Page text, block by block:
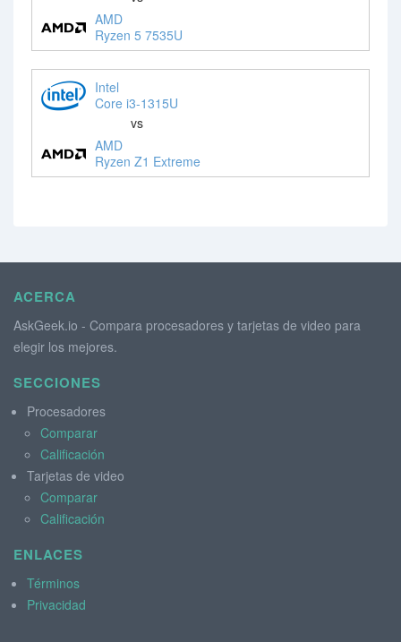
AMD
Ryzen 5 7535U
Intel
Core i3-1315U
vs
AMD
Ryzen Z1 Extreme
ACERCA
AskGeek.io - Compara procesadores y tarjetas de video para
elegir los mejores.
SECCIONES
Procesadores
Comparar
Calificación
Tarjetas de video
Comparar
Calificación
ENLACES
Términos
Privacidad